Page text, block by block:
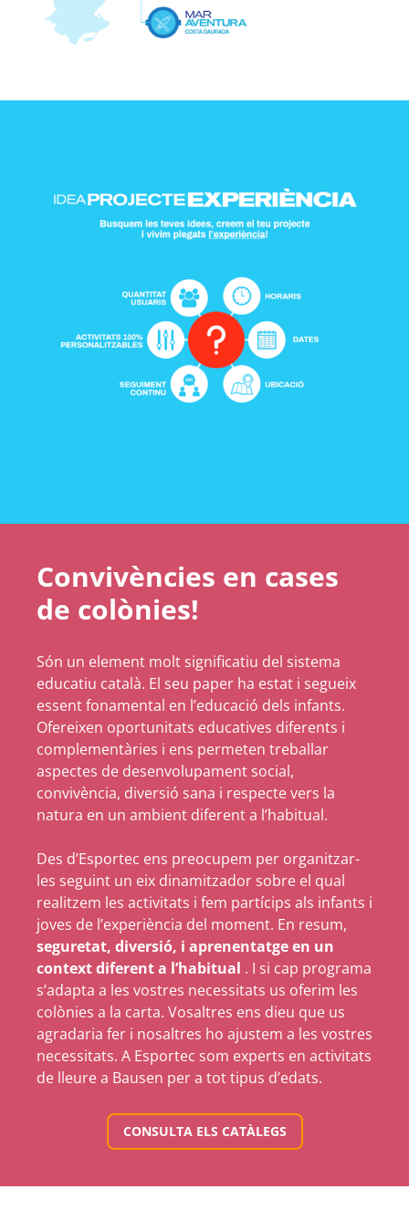
Convivències en cases
de colònies!
Són un element molt significatiu del sistema
educatiu català. El seu paper ha estat i segueix
essent fonamental en l’educació dels infants.
Ofereixen oportunitats educatives diferents i
complementàries i ens permeten treballar
aspectes de desenvolupament social,
convivència, diversió sana i respecte vers la
natura en un ambient diferent a l’habitual.
Des d’Esportec ens preocupem per organitzar-
les seguint un eix dinamitzador sobre el qual
realitzem les activitats i fem partícips als infants i
joves de l’experiència del moment. En resum,
seguretat, diversió, i aprenentatge en un
context diferent a l’habitual . I si cap programa
s’adapta a les vostres necessitats us oferim les
colònies a la carta. Vosaltres ens dieu que us
agradaria fer i nosaltres ho ajustem a les vostres
necessitats. A Esportec som experts en activitats
de lleure a Bausen per a tot tipus d’edats.
CONSULTA ELS CATÀLEGS